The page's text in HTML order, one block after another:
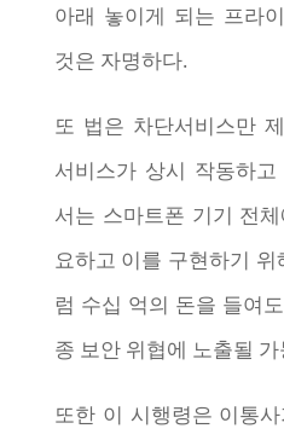
아래 놓이게 되는 프라
것은 자명하다.
또 법은 차단서비스만
서비스가 상시 작동하
서는 스마트폰 기기 전
요하고 이를 구현하기
럼 수십 억의 돈을 들여
종 보안 위협에 노출될
또한 이 시행령은 이통